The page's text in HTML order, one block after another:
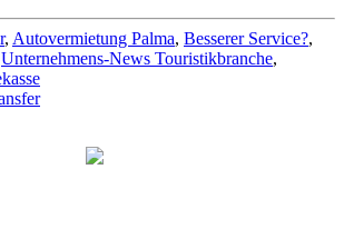
, Autovermietung Palma, Besserer Service?,
Unternehmens-News Touristikbranche,